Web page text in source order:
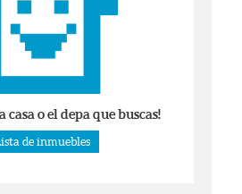
casa o el depa que buscas!
de inmuebles